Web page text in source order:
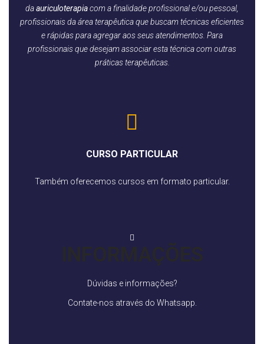
daauriculoterapiacom a finalidade profissional e/ou pessoal,
profissionais da área terapêutica que buscam técnicas eficientes
e rápidas para agregar aos seus atendimentos. Para
profissionais que desejam associar esta técnica com outras
práticas terapêuticas.
CURSO PARTICULAR
Também oferecemos cursos em formato particular.
INFORMAÇÕES
Dúvidas e informações?
Contate-nos através do Whatsapp.